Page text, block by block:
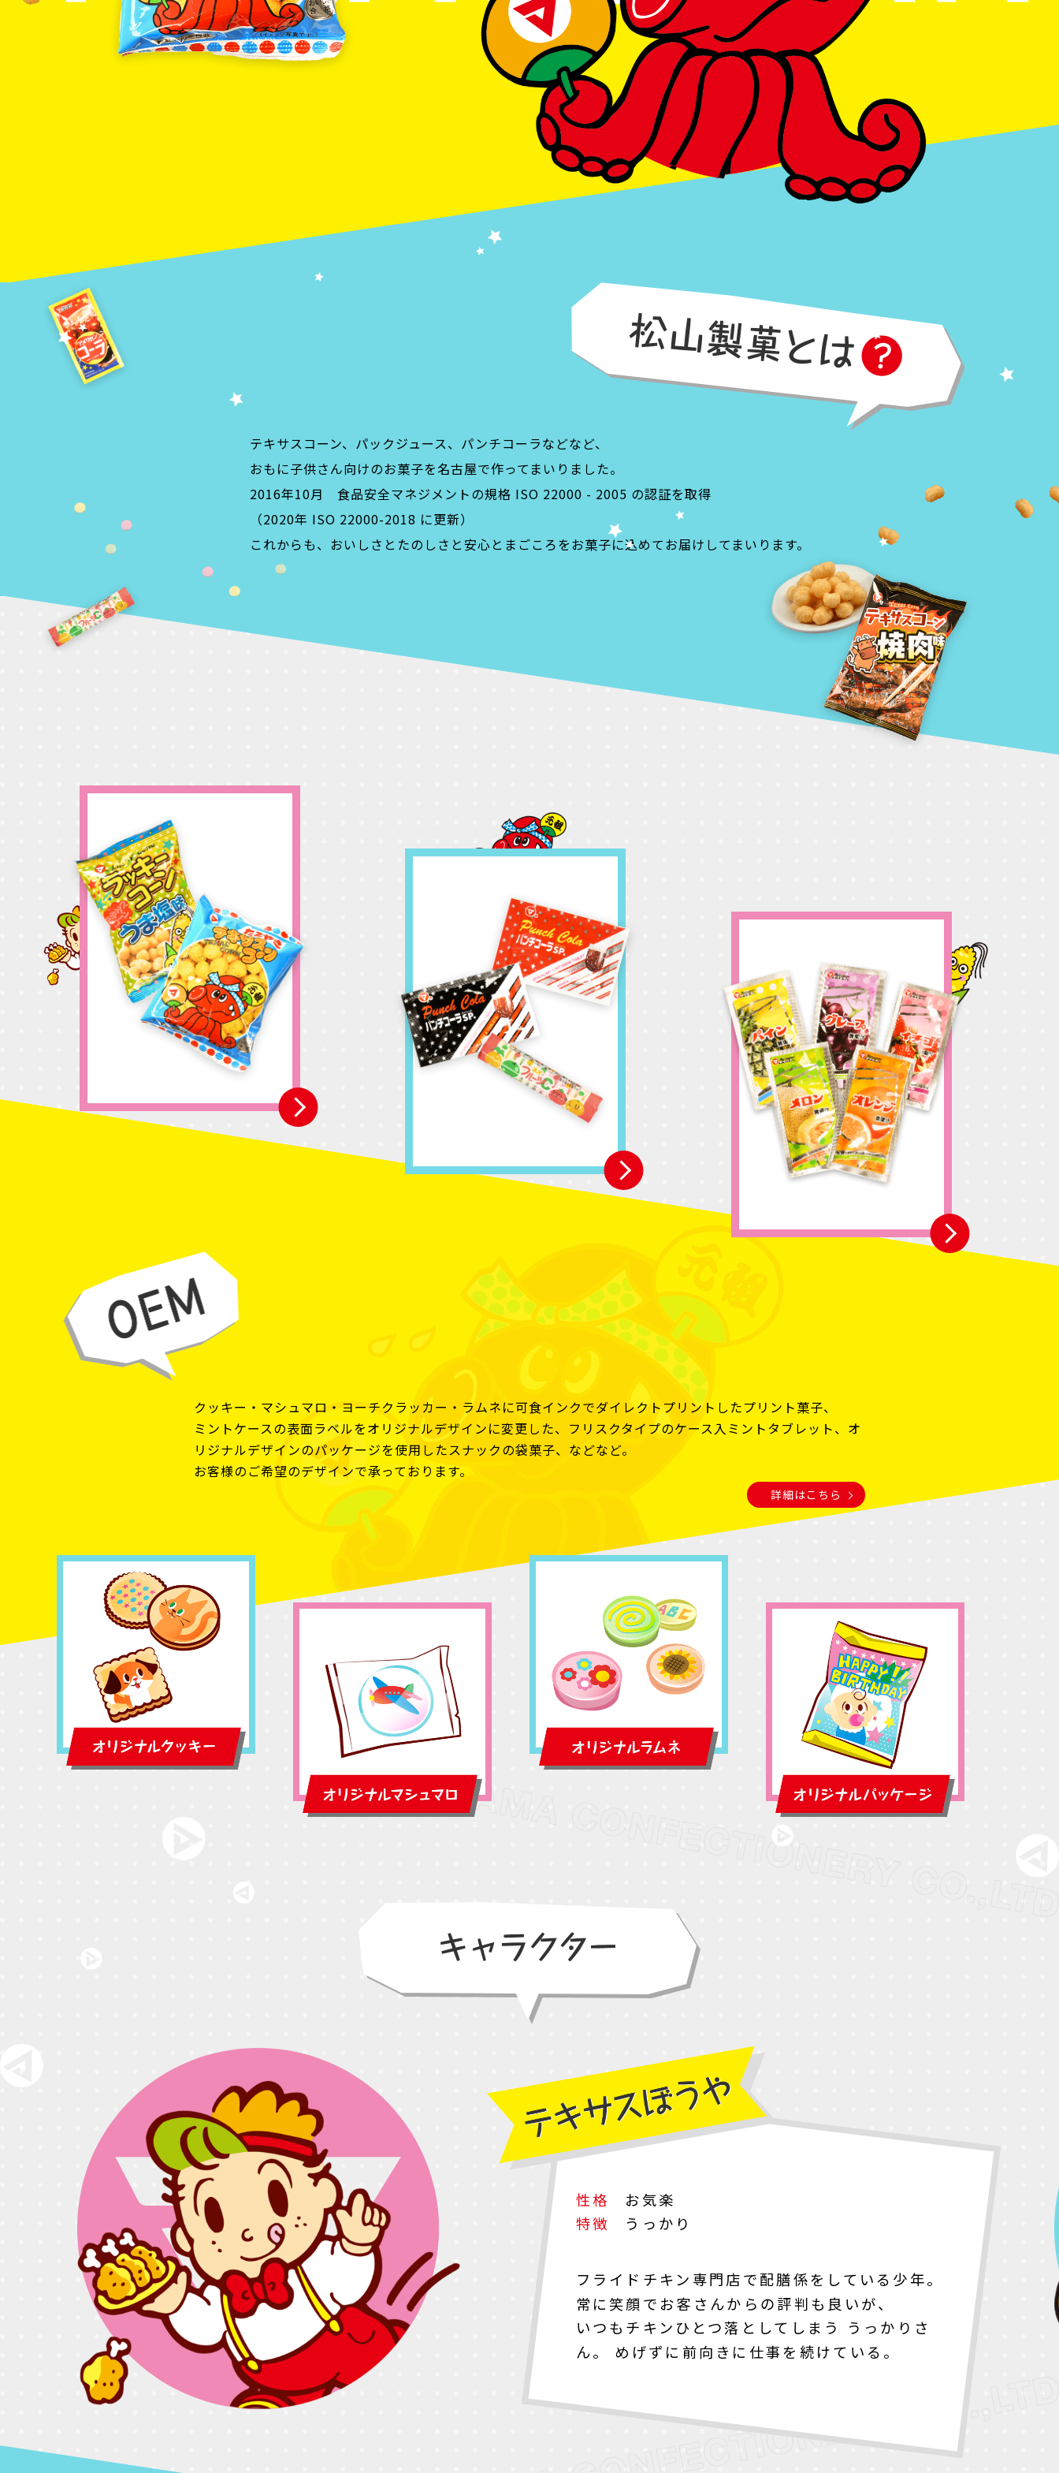
テキサスコーン、パックジュース、パンチコーラなどなど、
おもに子供さん向けのお菓子を名古屋で作ってまいりました。
2016年10月 食品安全マネジメントの規格 ISO 22000 - 2005 の認証を取得
（2020年 ISO 22000-2018 に更新）
これからも、おいしさとたのしさと安心とまごころをお菓子に込めてお届けしてまいります。
クッキー・マシュマロ・ヨーチクラッカー・ラムネに可食インクでダイレクトプリントしたプリント菓子、
ミントケースの表面ラベルをオリジナルデザインに変更した、フリスクタイプのケース入ミントタブレット、オ
リジナルデザインのパッケージを使用したスナックの袋菓子、などなど。
お客様のご希望のデザインで承っております。
詳細はこちら
性格 お気楽
特徴 うっかり
フライドチキン専門店で配膳係をしている少年。
常に笑顔でお客さんからの評判も良いが、
いつもチキンひとつ落としてしまう うっかりさ
ん。 めげずに前向きに仕事を続けている。